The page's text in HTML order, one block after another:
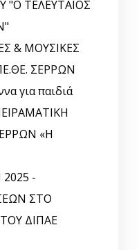
"Ο ΤΕΛΕΥΤΑΙΟΣ
& ΜΟΥΣΙΚΕΣ
ΣΕΡΡΩΝ
για παιδιά
«Η
2025 -
ΣΤΟ
ΔΙΠΑΕ